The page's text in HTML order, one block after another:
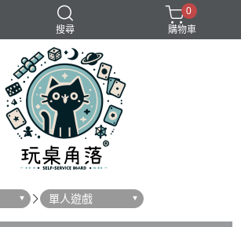
搜尋
0
購物車
單人遊戲